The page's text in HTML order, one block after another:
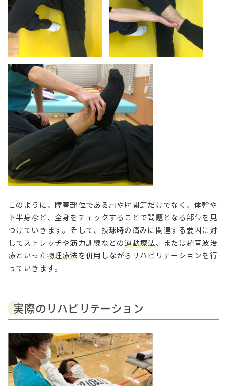
このように、障害部位である肩や肘関節だけでなく、体幹や
下半身など、全身をチェックすることで問題となる部位を見
つけていきます。そして、投球時の痛みに関連する要因に対
してストレッチや筋力訓練などの運動療法、または超音波治
療といった物理療法を併用しながらリハビリテーションを行
っていきます。
実際のリハビリテーション